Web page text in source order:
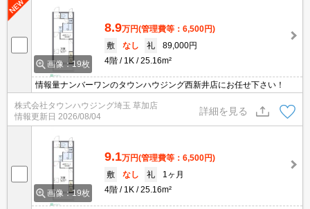
画像：19枚
8.9万円(管理費等：6,500円)
敷
なし 礼
89,000円
4階
1K 25.16m²
情報量ナンバーワンのタウンハウジング西新井店にお任せ下さい！
株式会社タウンハウジング埼玉 草加店
情報更新日 2026/08/04
詳細を見る
画像：19枚
9.1万円(管理費等：6,500円)
敷
なし 礼
1ヶ月
4階
1K 25.16m²